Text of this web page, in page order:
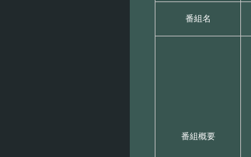
番組名
番組概要